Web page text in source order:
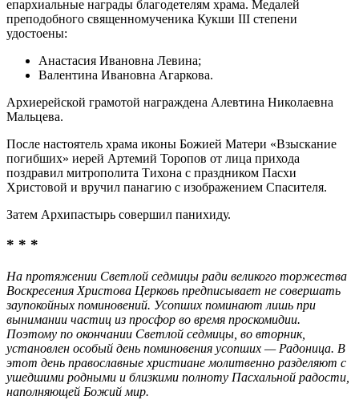
епархиальные награды благодетелям храма. Медалей
преподобного священномученика Кукши III степени
удостоены:
Анастасия Ивановна Левина;
Валентина Ивановна Агаркова.
Архиерейской грамотой награждена Алевтина Николаевна
Мальцева.
После настоятель храма иконы Божией Матери «Взыскание
погибших» иерей Артемий Торопов от лица прихода
поздравил митрополита Тихона с праздником Пасхи
Христовой и вручил панагию с изображением Спасителя.
Затем Архипастырь совершил панихиду.
* * *
На протяжении Светлой седмицы ради великого торжества
Воскресения Христова Церковь предписывает не совершать
заупокойных поминовений. Усопших поминают лишь при
вынимании частиц из просфор во время проскомидии.
Поэтому по окончании Светлой седмицы, во вторник,
установлен особый день поминовения усопших — Радоница. В
этот день православные христиане молитвенно разделяют с
ушедшими родными и близкими полноту Пасхальной радости,
наполняющей Божий мир.